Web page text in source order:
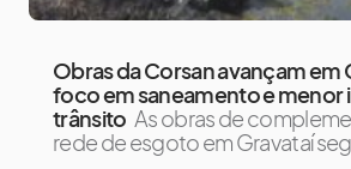
Obras da Corsan avançam em
foco em saneamento e menor
trânsito As obras de
rede de esgoto em Gravataí